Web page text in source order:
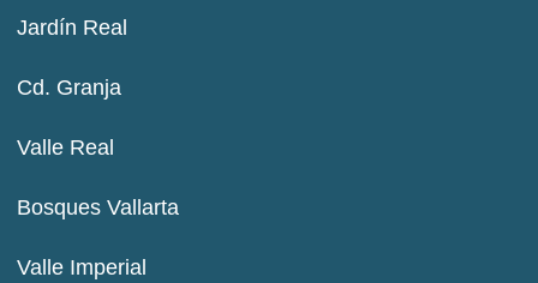
Jardín Real
Cd. Granja
Valle Real
Bosques Vallarta
Valle Imperial